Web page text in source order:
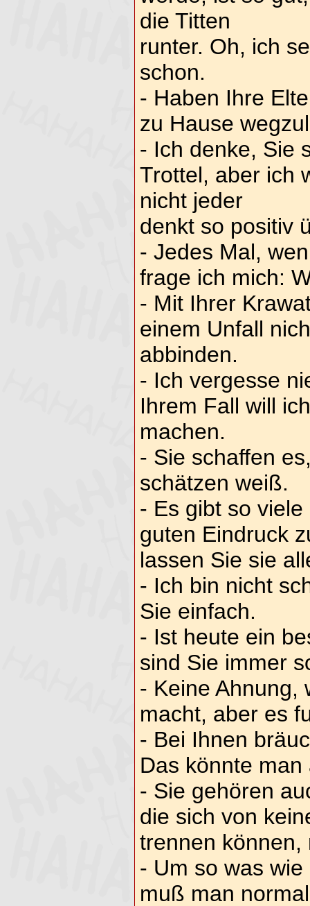
die Titten
runter. Oh, ich
schon.
- Haben Ihre
zu Hause
- Ich denke, Sie
Trottel, aber ich
nicht jeder
denkt so positiv
- Jedes Mal,
frage ich mich:
- Mit Ihrer
einem Unfall
abbinden.
- Ich vergesse
Ihrem Fall will
machen.
- Sie schaffen
schätzen weiß.
- Es gibt so
guten Eindruck
lassen Sie sie
- Ich bin nicht
Sie einfach.
- Ist heute ein
sind Sie immer
- Keine Ahnung,
macht, aber es
- Bei Ihnen
Das könnte
- Sie gehören
die sich von
trennen können,
- Um so was
muß man